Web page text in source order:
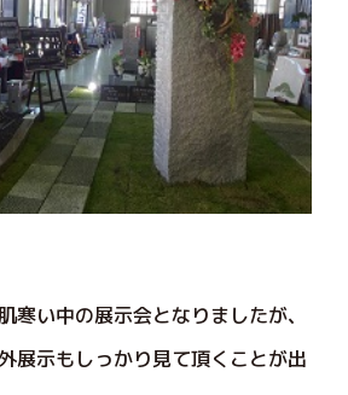
寒い中の展示会となりましたが、
展示もしっかり見て頂くことが出